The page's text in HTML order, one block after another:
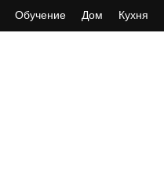
Обучение Дом Кухня